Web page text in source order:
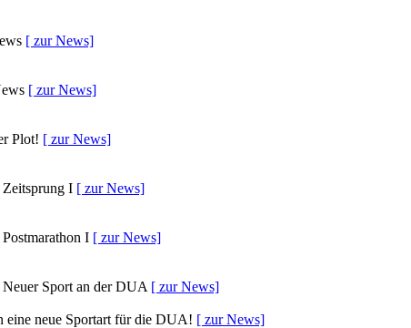
[ zur News]
[ zur News]
Plot! [ zur News]
I [ zur News]
I [ zur News]
Sport an der DUA [ zur News]
eine neue Sportart für die DUA! [ zur News]